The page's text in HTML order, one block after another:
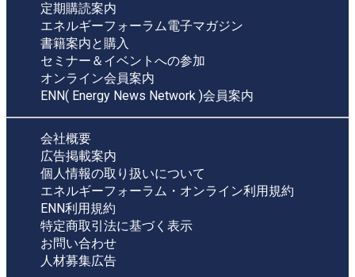
定期購読案内
エネルギーフォーラム電子マガジン
書籍案内と購入
セミナー＆イベントへの参加
オンライン会員案内
ENN( Energy News Network )会員案内
会社概要
広告掲載案内
個人情報の取り扱いについて
エネルギーフォーラム・オンライン利用規約
ENN利用規約
特定商取引法に基づく表示
お問い合わせ
人材募集広告